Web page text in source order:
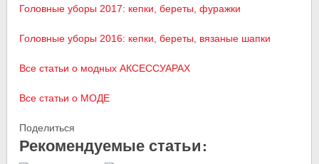
Головные уборы 2017: кепки, береты, фуражки
Головные уборы 2016: кепки, береты, вязаные шапки
Все статьи о модных АКСЕССУАРАХ
Все статьи о МОДЕ
Поделиться
Рекомендуемые статьи: